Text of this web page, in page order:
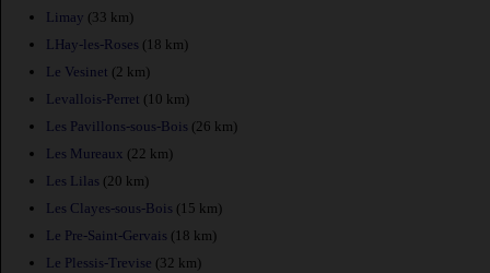
Limay (33 km)
LHay-les-Roses (18 km)
Le Vesinet (2 km)
Levallois-Perret (10 km)
Les Pavillons-sous-Bois (26 km)
Les Mureaux (22 km)
Les Lilas (20 km)
Les Clayes-sous-Bois (15 km)
Le Pre-Saint-Gervais (18 km)
Le Plessis-Trevise (32 km)